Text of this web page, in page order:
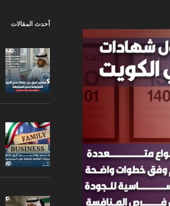
أحدث المقالات